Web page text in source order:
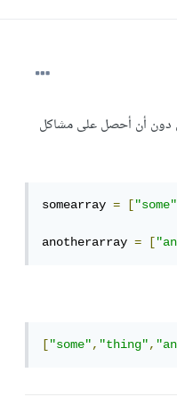
دون أن أحصل على مشاكل
somearray = [
anotherarray = [
["some","thing",